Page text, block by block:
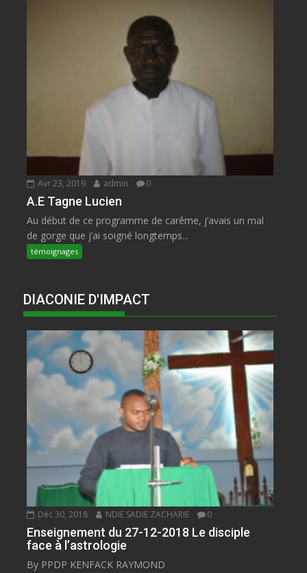
Avr 23, 2019 admin 0
A.E Tagne Lucien
Au début de ce programme de carême, j’avais un mal
de gorge que j’ai soigné longtemps...
témoignages
DIACONIE D'IMPACT
Déc 30, 2018 NDIE SADIE ZACHARIE 0
Enseignement du 27-12-2018 Le disciple
face à l’astrologie
By PPDP KENFACK RAYMOND